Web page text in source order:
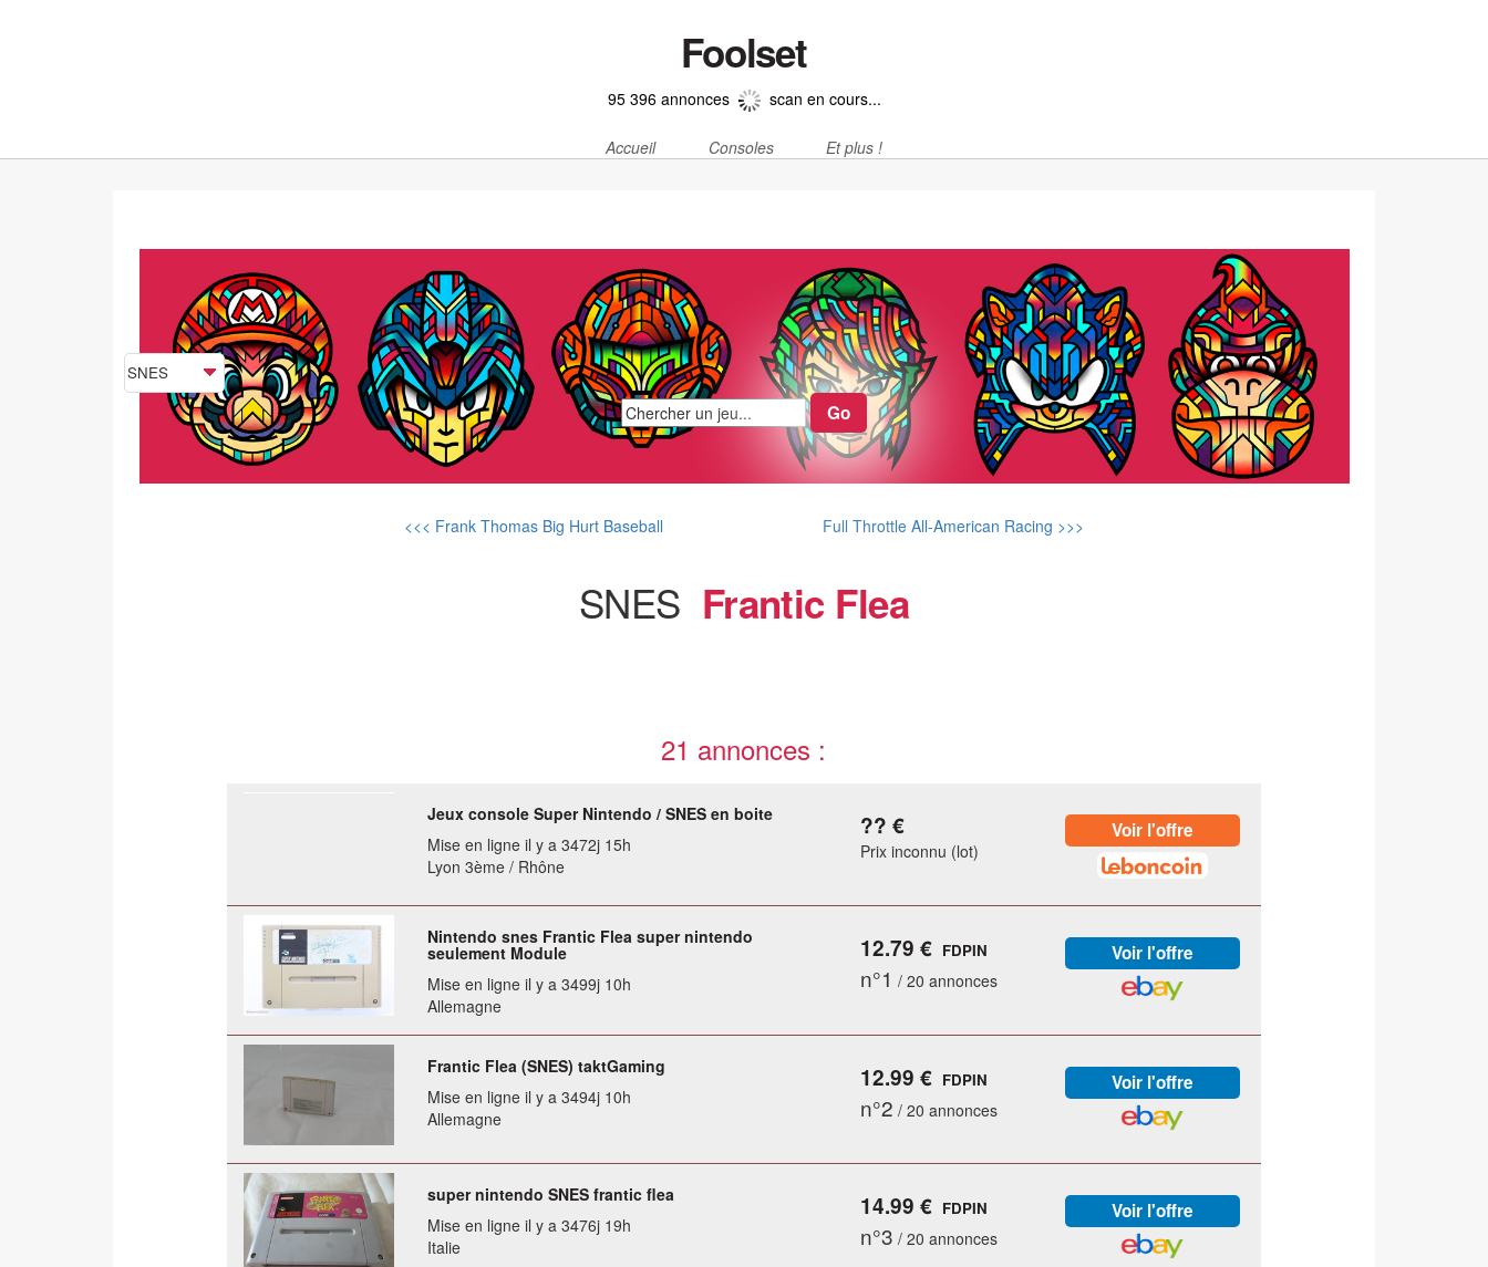
Foolset
95 396 annonces scan en cours...
Accueil Consoles Et plus !
<<< Frank Thomas Big Hurt Baseball Full Throttle All-American Racing >>>
SNES Frantic Flea
21 annonces :
Jeux console Super Nintendo / SNES en boite
Mise en ligne il y a 3472j 15h
Lyon 3ème / Rhône
?? €
Prix inconnu (lot)
Nintendo snes Frantic Flea super nintendo
seulement Module
Mise en ligne il y a 3499j 10h
Allemagne
12.79 € FDPIN
n°1 / 20 annonces
Frantic Flea (SNES) taktGaming
Mise en ligne il y a 3494j 10h
Allemagne
12.99 € FDPIN
n°2 / 20 annonces
super nintendo SNES frantic flea
Mise en ligne il y a 3476j 19h
Italie
14.99 € FDPIN
n°3 / 20 annonces